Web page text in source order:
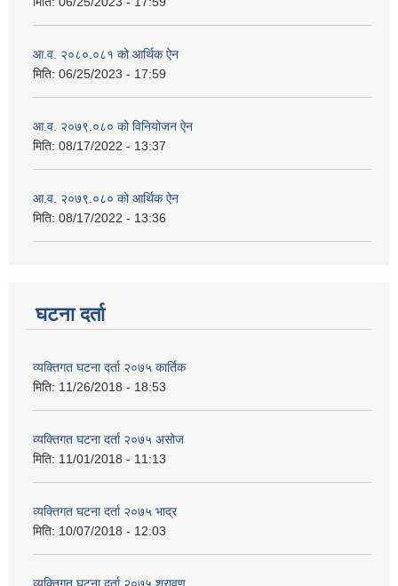
आ.व. २०८०.०८१ को आर्थिक ऐन
मिति: 06/25/2023 - 17:59
आ.व. २०७९.०८० को विनियोजन ऐन
मिति: 08/17/2022 - 13:37
आ.व. २०७९.०८० को आर्थिक ऐन
मिति: 08/17/2022 - 13:36
घटना दर्ता
व्यक्तिगत घटना दर्ता २०७५ कार्तिक
मिति: 11/26/2018 - 18:53
व्यक्तिगत घटना दर्ता २०७५ असोज
मिति: 11/01/2018 - 11:13
व्यक्तिगत घटना दर्ता २०७५ भाद्र
मिति: 10/07/2018 - 12:03